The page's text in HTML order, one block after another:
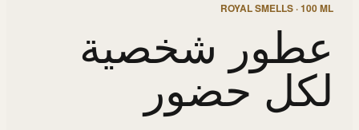
ROYAL SMELLS · 100 ML
عطور شخصية
لكل حضور